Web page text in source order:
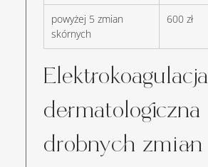
powyżej 5 zmian
skórnych
600 zł
Elektrokoagulacja
dermatologiczna
drobnych zmian